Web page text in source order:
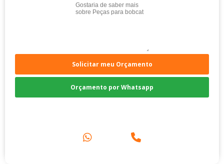
Solicitar meu Orçamento
Orçamento por Whatsapp